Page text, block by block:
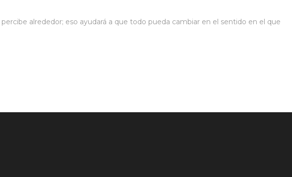
alrededor; eso ayudará a que todo pueda cambiar en el sentido en el que